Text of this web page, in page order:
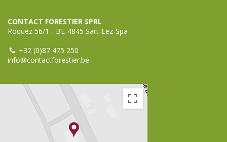
CONTACT FORESTIER SPRL
Roquez 56/1 - BE-4845 Sart-Lez-Spa
+32 (0)87 475 250
info@contactforestier.be